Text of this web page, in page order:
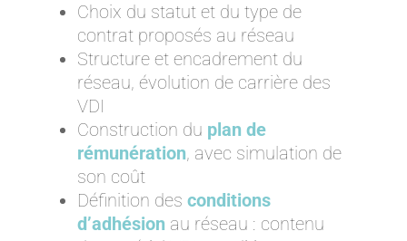
Choix du statut et du type de
contrat proposés au réseau
Structure et encadrement du
réseau, évolution de carrière des
VDI
Construction du plan de
rémunération, avec simulation de
son coût
Définition des conditions
d’adhésion au réseau : contenu